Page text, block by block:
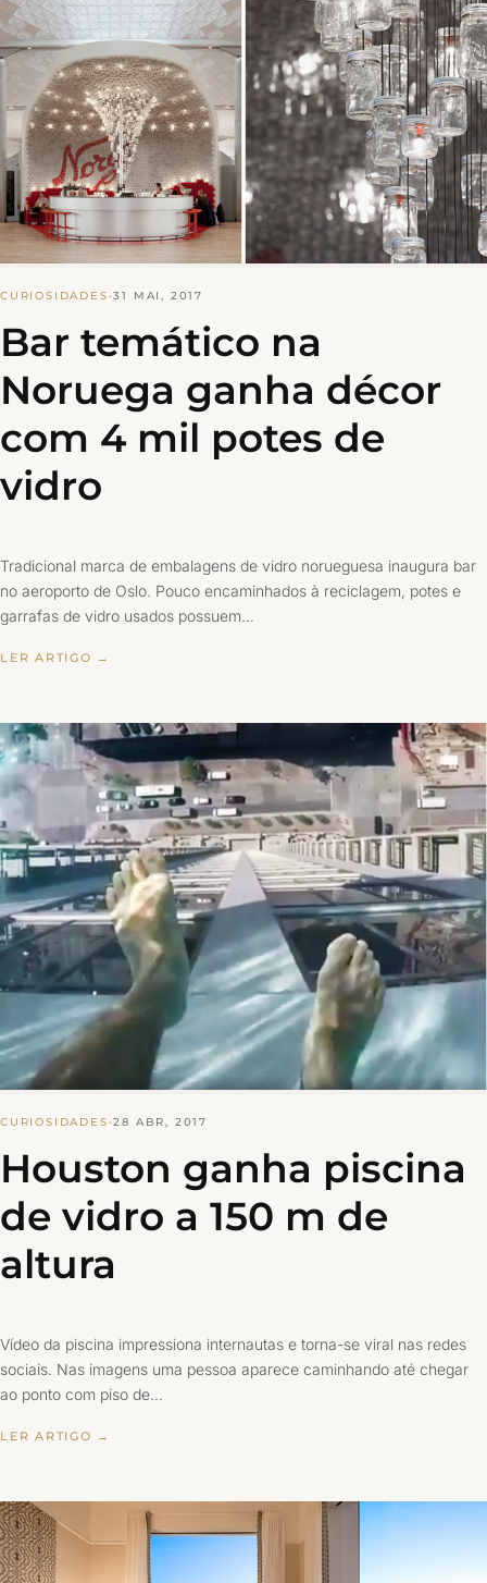
CURIOSIDADES·31 MAI, 2017
Bar temático na
Noruega ganha décor
com 4 mil potes de
vidro
Tradicional marca de embalagens de vidro norueguesa inaugura bar
no aeroporto de Oslo. Pouco encaminhados à reciclagem, potes e
garrafas de vidro usados possuem…
LER ARTIGO →
CURIOSIDADES·28 ABR, 2017
Houston ganha piscina
de vidro a 150 m de
altura
Vídeo da piscina impressiona internautas e torna-se viral nas redes
sociais. Nas imagens uma pessoa aparece caminhando até chegar
ao ponto com piso de…
LER ARTIGO →